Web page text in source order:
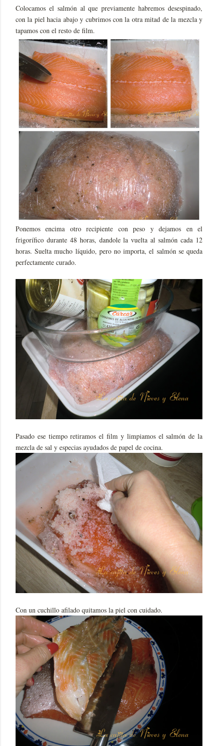
Colocamos el salmón al que previamente habremos desespinado,
con la piel hacia abajo y cubrimos con la otra mitad de la mezcla y
tapamos con el resto de film.
Ponemos encima otro recipiente con peso y dejamos en el
frigorífico durante 48 horas, dandole la vuelta al salmón cada 12
horas. Suelta mucho líquido, pero no importa, el salmón se queda
perfectamente curado.
Pasado ese tiempo retiramos el film y limpiamos el salmón de la
mezcla de sal y especias ayudados de papel de cocina.
Con un cuchillo afilado quitamos la piel con cuidado.